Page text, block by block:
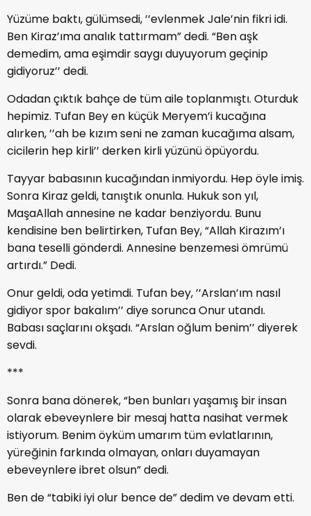
Yüzüme baktı, gülümsedi, ’’evlenmek Jale’nin fikri idi.
Ben Kiraz’ıma analık tattırmam” dedi. “Ben aşk
demedim, ama eşimdir saygı duyuyorum geçinip
gidiyoruz’’ dedi.
Odadan çıktık bahçe de tüm aile toplanmıştı. Oturduk
hepimiz. Tufan Bey en küçük Meryem’i kucağına
alırken, ’’ah be kızım seni ne zaman kucağıma alsam,
cicilerin hep kirli’’ derken kirli yüzünü öpüyordu.
Tayyar babasının kucağından inmiyordu. Hep öyle imiş.
Sonra Kiraz geldi, tanıştık onunla. Hukuk son yıl,
MaşaAllah annesine ne kadar benziyordu. Bunu
kendisine ben belirtirken, Tufan Bey, “Allah Kirazım’ı
bana teselli gönderdi. Annesine benzemesi ömrümü
artırdı.” Dedi.
Onur geldi, oda yetimdi. Tufan bey, ’’Arslan’ım nasıl
gidiyor spor bakalım’’ diye sorunca Onur utandı.
Babası saçlarını okşadı. “Arslan oğlum benim’’ diyerek
sevdi.
***
Sonra bana dönerek, “ben bunları yaşamış bir insan
olarak ebeveynlere bir mesaj hatta nasihat vermek
istiyorum. Benim öyküm umarım tüm evlatlarının,
yüreğinin farkında olmayan, onları duyamayan
ebeveynlere ibret olsun” dedi.
Ben de “tabiki iyi olur bence de” dedim ve devam etti.